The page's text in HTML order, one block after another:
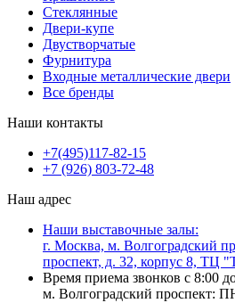
Стеклянные
Двери-купе
Двустворчатые
Фурнитура
Входные металлические двери
Все бренды
Наши контакты
+7(495)117-82-15
+7 (926) 803-72-48
Наш адрес
Наши выставочные залы:
г. Москва, м. Волгоградский
проспект, д. 32, корпус 8, ТЦ
Время приема звонков с 8:00
м. Волгоградский проспект: